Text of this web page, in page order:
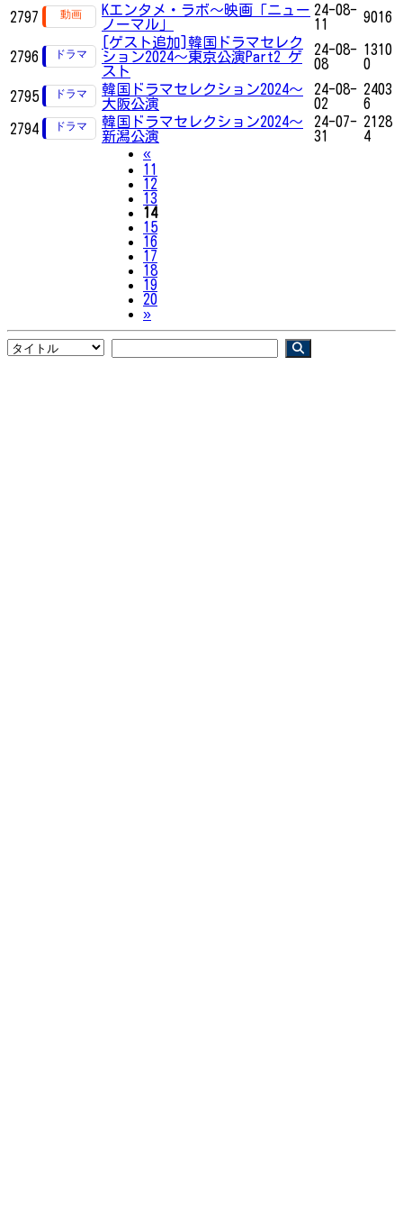
2797
Kエンタメ・ラボ～映画「ニュー
ノーマル」
24-08-
11
9016
2796
[ゲスト追加]韓国ドラマセレク
ション2024～東京公演Part2 ゲ
スト
24-08-
08
1310
0
2795
韓国ドラマセレクション2024～
大阪公演
24-08-
02
2403
6
2794
韓国ドラマセレクション2024～
新潟公演
24-07-
31
2128
4
«Previous
11
12
13
14
15
16
17
18
19
20
»Next